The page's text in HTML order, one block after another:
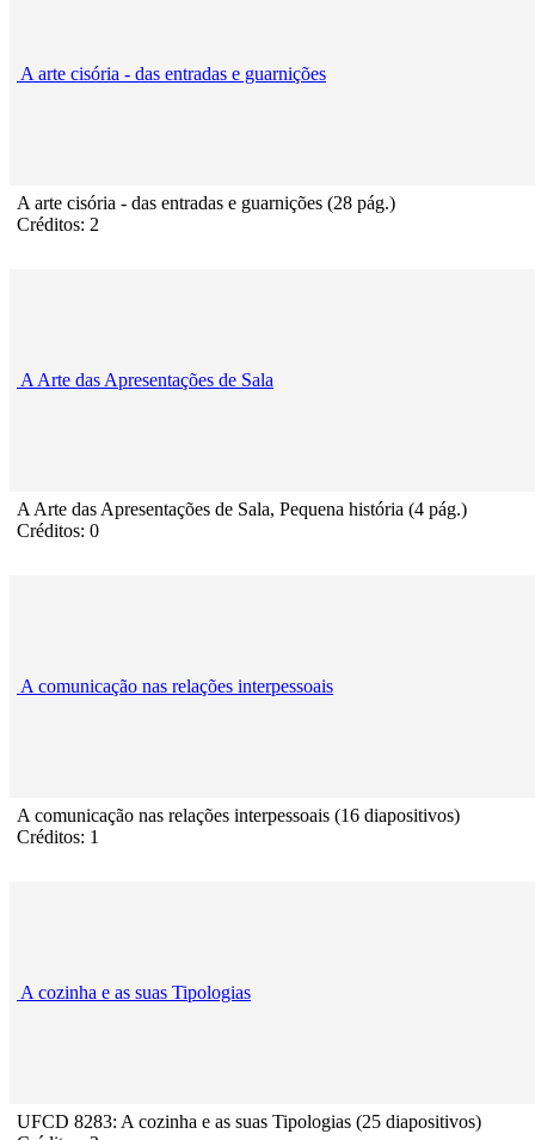
A arte cisória - das entradas e guarnições
A arte cisória - das entradas e guarnições (28 pág.)
Créditos: 2
A Arte das Apresentações de Sala
A Arte das Apresentações de Sala, Pequena história (4 pág.)
Créditos: 0
A comunicação nas relações interpessoais
A comunicação nas relações interpessoais (16 diapositivos)
Créditos: 1
A cozinha e as suas Tipologias
UFCD 8283: A cozinha e as suas Tipologias (25 diapositivos)